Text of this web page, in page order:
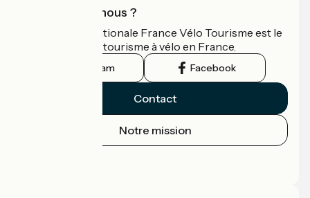
Qui sommes-nous ?
L'association nationale France Vélo Tourisme est le
guide officiel du tourisme à vélo en France.
Instagram Facebook
Contact
Notre mission